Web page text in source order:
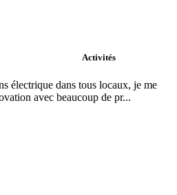
Activités
électrique dans tous locaux, je me
avec beaucoup de pr...